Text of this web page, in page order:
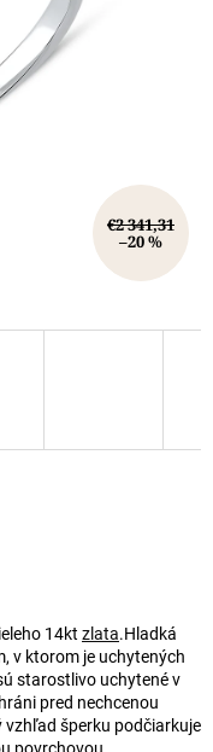
€2 341,31
–20 %
14kt zlata.Hladká
v ktorom je uchytených
starostlivo uchytené v
pred nechcenou
šperku podčiarkuje